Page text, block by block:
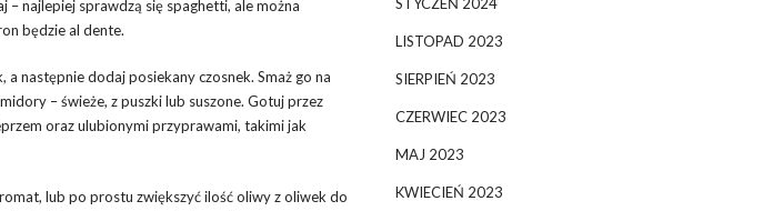
najlepiej sprawdzą się spaghetti, ale można
będzie al dente.
następnie dodaj posiekany czosnek. Smaż go na
– świeże, z puszki lub suszone. Gotuj przez
oraz ulubionymi przyprawami, takimi jak
lub po prostu zwiększyć ilość oliwy z oliwek do
LISTOPAD 2023
SIERPIEŃ 2023
CZERWIEC 2023
MAJ 2023
KWIECIEŃ 2023